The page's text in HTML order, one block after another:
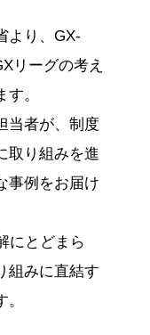
より、GX-
リーグの考え
す。
当者が、制度
取り組みを進
事例をお届け
にとどまら
組みに直結す
。